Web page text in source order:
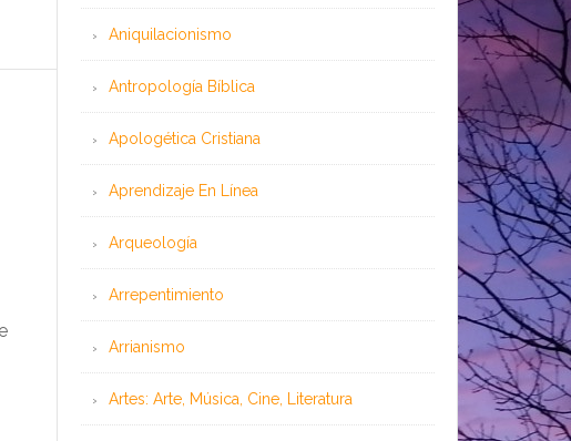
Aniquilacionismo
Antropología Bíblica
Apologética Cristiana
Aprendizaje En Línea
Arqueología
Arrepentimiento
Arrianismo
Artes: Arte, Música, Cine, Literatura